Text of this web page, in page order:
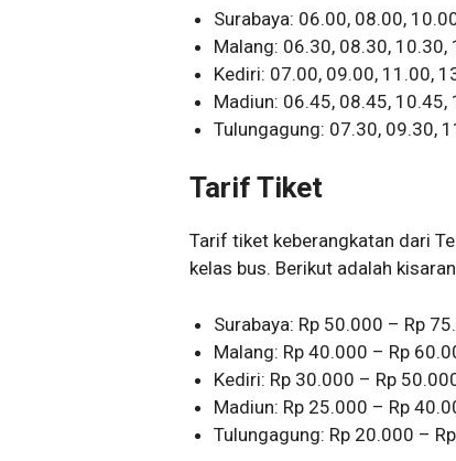
Surabaya: 06.00, 08.00,
Malang: 06.30, 08.30,
Kediri: 07.00, 09.00, 11.00,
Madiun: 06.45, 08.45,
Tulungagung: 07.30, 09.30,
Tarif Tiket
Tarif tiket keberangkatan dari
kelas bus. Berikut adalah
Surabaya: Rp 50.000 – Rp
Malang: Rp 40.000 – Rp
Kediri: Rp 30.000 – Rp
Madiun: Rp 25.000 – Rp
Tulungagung: Rp 20.000 –